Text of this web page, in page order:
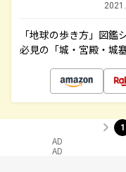
「地球の歩き方」図
必見の「城・宮殿・城
1
AD
AD